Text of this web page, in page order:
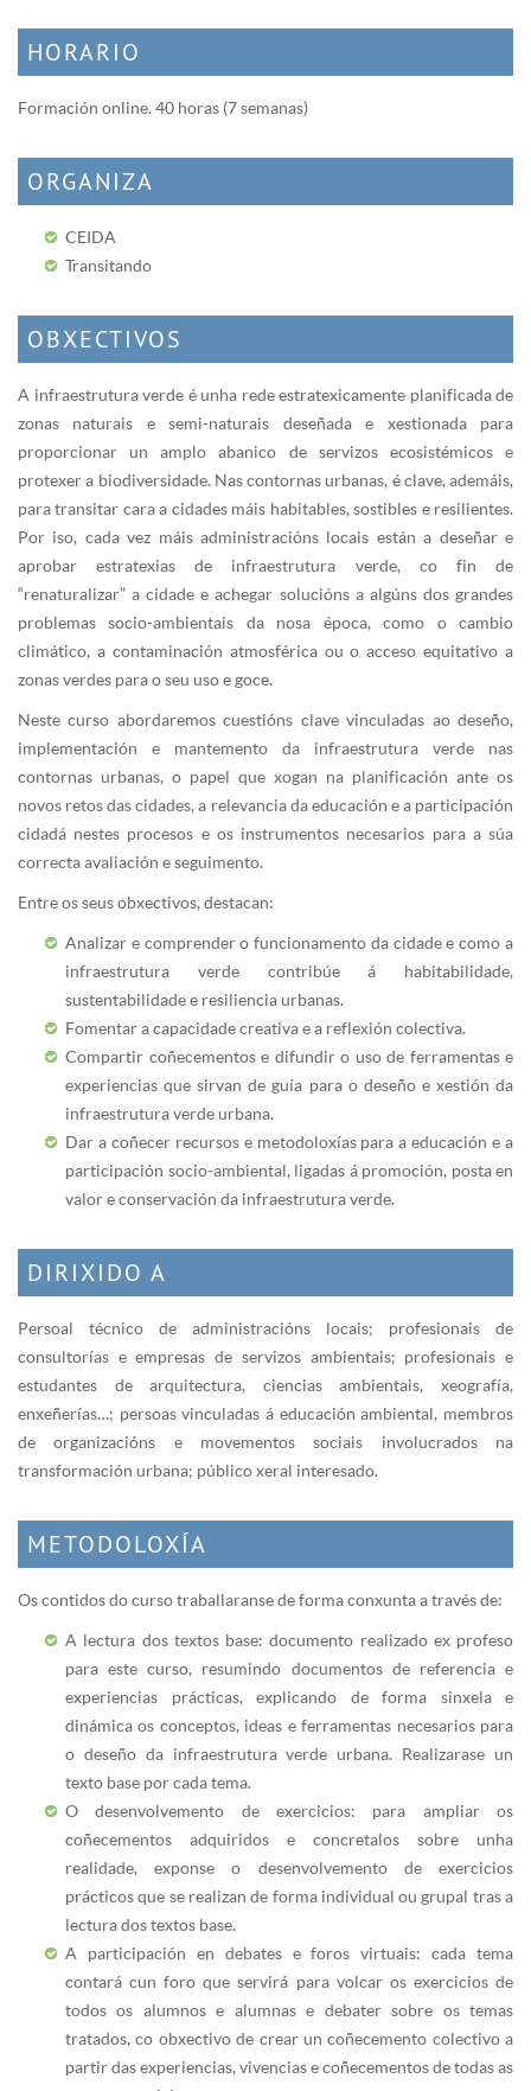
HORARIO
Formación online. 40 horas (7 semanas)
ORGANIZA
CEIDA
Transitando
OBXECTIVOS
A infraestrutura verde é unha rede estratexicamente planificada de
zonas naturais e semi-naturais deseñada e xestionada para
proporcionar un amplo abanico de servizos ecosistémicos e
protexer a biodiversidade. Nas contornas urbanas, é clave, ademáis,
para transitar cara a cidades máis habitables, sostibles e resilientes.
Por iso, cada vez máis administracións locais están a deseñar e
aprobar estratexias de infraestrutura verde, co fin de
“renaturalizar” a cidade e achegar solucións a algúns dos grandes
problemas socio-ambientais da nosa época, como o cambio
climático, a contaminación atmosférica ou o acceso equitativo a
zonas verdes para o seu uso e goce.
Neste curso abordaremos cuestións clave vinculadas ao deseño,
implementación e mantemento da infraestrutura verde nas
contornas urbanas, o papel que xogan na planificación ante os
novos retos das cidades, a relevancia da educación e a participación
cidadá nestes procesos e os instrumentos necesarios para a súa
correcta avaliación e seguimento.
Entre os seus obxectivos, destacan:
Analizar e comprender o funcionamento da cidade e como a
infraestrutura verde contribúe á habitabilidade,
sustentabilidade e resiliencia urbanas.
Fomentar a capacidade creativa e a reflexión colectiva.
Compartir coñecementos e difundir o uso de ferramentas e
experiencias que sirvan de guía para o deseño e xestión da
infraestrutura verde urbana.
Dar a coñecer recursos e metodoloxías para a educación e a
participación socio-ambiental, ligadas á promoción, posta en
valor e conservación da infraestrutura verde.
DIRIXIDO A
Persoal técnico de administracións locais; profesionais de
consultorías e empresas de servizos ambientais; profesionais e
estudantes de arquitectura, ciencias ambientais, xeografía,
enxeñerías…; persoas vinculadas á educación ambiental, membros
de organizacións e movementos sociais involucrados na
transformación urbana; público xeral interesado.
METODOLOXÍA
Os contidos do curso traballaranse de forma conxunta a través de:
A lectura dos textos base: documento realizado ex profeso
para este curso, resumindo documentos de referencia e
experiencias prácticas, explicando de forma sinxela e
dinámica os conceptos, ideas e ferramentas necesarios para
o deseño da infraestrutura verde urbana. Realizarase un
texto base por cada tema.
O desenvolvemento de exercicios: para ampliar os
coñecementos adquiridos e concretalos sobre unha
realidade, exponse o desenvolvemento de exercicios
prácticos que se realizan de forma individual ou grupal tras a
lectura dos textos base.
A participación en debates e foros virtuais: cada tema
contará cun foro que servirá para volcar os exercicios de
todos os alumnos e alumnas e debater sobre os temas
tratados, co obxectivo de crear un coñecemento colectivo a
partir das experiencias, vivencias e coñecementos de todas as